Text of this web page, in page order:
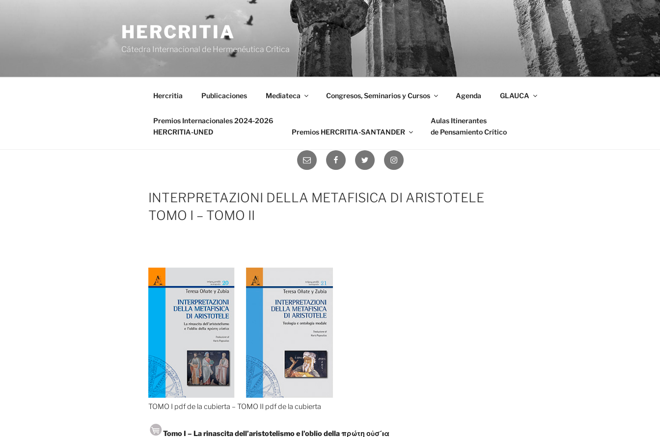
HERCRITIA
Cátedra Internacional de Hermenéutica Crítica
Hercritia Publicaciones Mediateca Congresos, Seminarios y Cursos Agenda GLAUCA
Premios Internacionales 2024-2026
HERCRITIA-UNED
Premios HERCRITIA-SANTANDER
Aulas Itinerantes
de Pensamiento Crítico
INTERPRETAZIONI DELLA METAFISICA DI ARISTOTELE
TOMO I – TOMO II
TOMO I pdf de la cubierta – TOMO II pdf de la cubierta
Tomo I – La rinascita dell’aristotelismo e l’oblio della πρώτη οὐσ´ıα
Correo
electrónico
FacebookTwitter Instagram